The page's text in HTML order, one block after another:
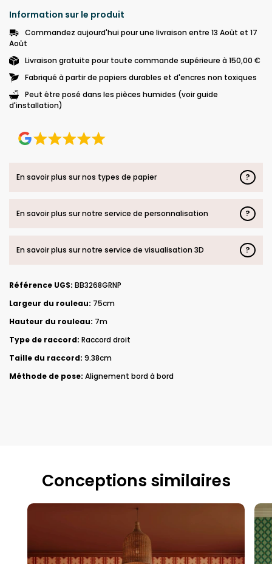
Information sur le produit
Commandez aujourd'hui pour une livraison entre 13 Août et 17
Août
Livraison gratuite pour toute commande supérieure à 150,00 €
Fabriqué à partir de papiers durables et d'encres non toxiques
Peut être posé dans les pièces humides (voir guide
d'installation)
En savoir plus sur nos types de papier ?
En savoir plus sur notre service de personnalisation ?
En savoir plus sur notre service de visualisation 3D ?
Référence UGS: BB3268GRNP
Largeur du rouleau: 75cm
Hauteur du rouleau: 7m
Type de raccord: Raccord droit
Taille du raccord: 9.38cm
Méthode de pose: Alignement bord à bord
Conceptions similaires